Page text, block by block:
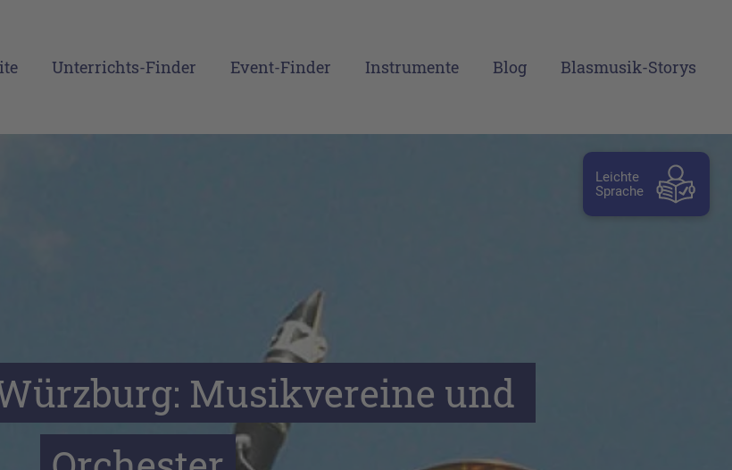
Leichte
Sprache
Unterrichts-Finder Event-Finder Instrumente Blog Blasmusik-Storys
Musikvereine und